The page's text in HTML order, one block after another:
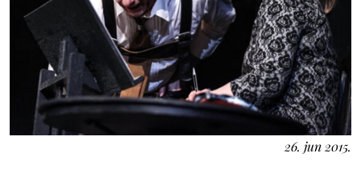
26. jun 2015.